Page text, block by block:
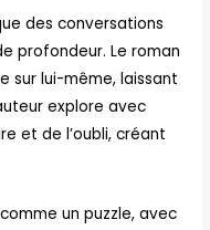
des conversations
profondeur. Le roman
sur lui-même, laissant
explore avec
et de l’oubli, créant
un puzzle, avec